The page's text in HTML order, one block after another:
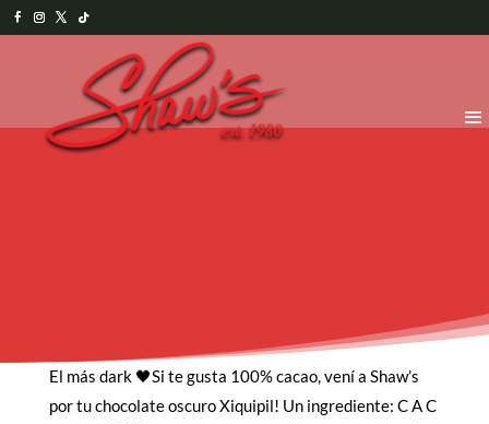
El más dark 🖤Si te gusta 100% cacao, vení a Shaw’s
por tu chocolate oscuro Xiquipil! Un ingrediente: C A C